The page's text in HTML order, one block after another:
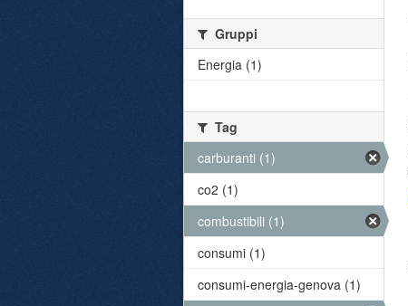
Gruppi
Energia (1)
Tag
carburanti (1)
co2 (1)
combustibili (1)
consumi (1)
consumi-energia-genova (1)